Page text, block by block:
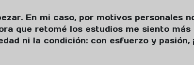
En mi caso, por motivos personales
que retomé los estudios me siento más
ni la condición: con esfuerzo y pasión,